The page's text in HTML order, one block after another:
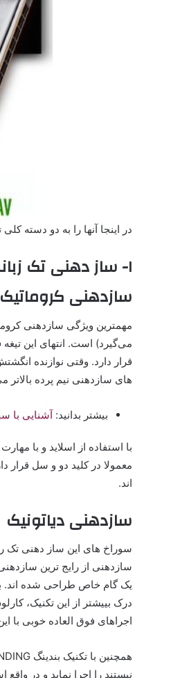
در اینجا آنها را به دو دسته
۱- ساز دهنی‌ تک زبانه‌ای :
سازدهنی
مهمترین ویژگی سازدهنی
می‌گیرد) است. انتهای این
قرار دارد. وقتی نوازنده
های سازدهنی نیم پرده بالاتر
بیشتر بدانید:آشنایی با
با استفاده از اسلاید و با
معمولا در کلید دو و سل قرار
اند.
سازدهنی دیاتونیک
سوراخ های این ساز دهنی تک
سازدهنی از رایج ترین
اجراهای فوق العاده خوبی با
نیستند را اجرا نماید و در